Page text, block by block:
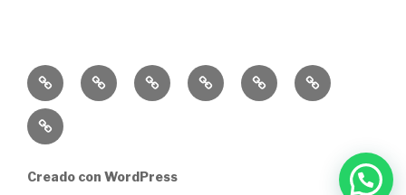
INICIO AFROLATINA
ENFOQUECONTACTOCATALOGO
EDITORIAL
CLASES
DE
CLASES
DE
Creado con WordPress